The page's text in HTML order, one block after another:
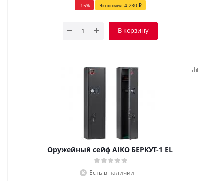
-15% Экономия 4 230₽
В корзину
Оружейный сейф AIKO БЕРКУТ-1 EL
Есть в наличии